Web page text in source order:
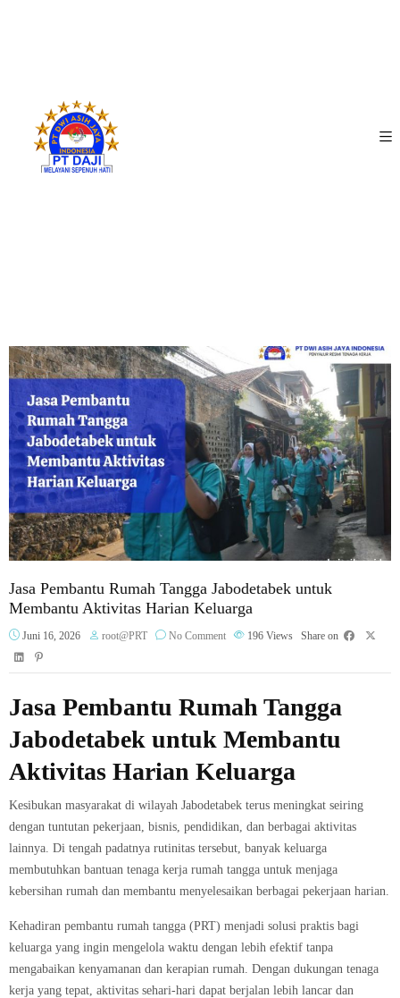
Jasa Pembantu Rumah Tangga Jabodetabek untuk
Membantu Aktivitas Harian Keluarga
Juni 16, 2026 root@PRT No Comment 196 Views Share on
Jasa Pembantu Rumah Tangga
Jabodetabek untuk Membantu
Aktivitas Harian Keluarga
Kesibukan masyarakat di wilayah Jabodetabek terus meningkat seiring
dengan tuntutan pekerjaan, bisnis, pendidikan, dan berbagai aktivitas
lainnya. Di tengah padatnya rutinitas tersebut, banyak keluarga
membutuhkan bantuan tenaga kerja rumah tangga untuk menjaga
kebersihan rumah dan membantu menyelesaikan berbagai pekerjaan harian.
Kehadiran pembantu rumah tangga (PRT) menjadi solusi praktis bagi
keluarga yang ingin mengelola waktu dengan lebih efektif tanpa
mengabaikan kenyamanan dan kerapian rumah. Dengan dukungan tenaga
kerja yang tepat, aktivitas sehari-hari dapat berjalan lebih lancar dan